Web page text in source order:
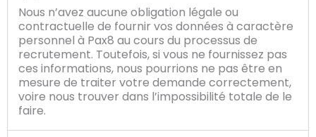
Nous n’avez aucune obligation légale ou
contractuelle de fournir vos données à caractère
personnel à Pax8 au cours du processus de
recrutement. Toutefois, si vous ne fournissez pas
ces informations, nous pourrions ne pas être en
mesure de traiter votre demande correctement,
voire nous trouver dans l’impossibilité totale de le
faire.